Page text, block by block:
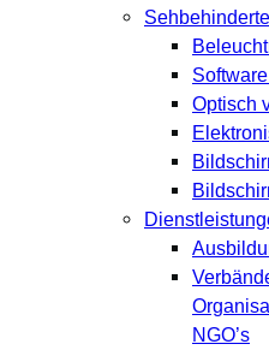
Optisch
NGO’s